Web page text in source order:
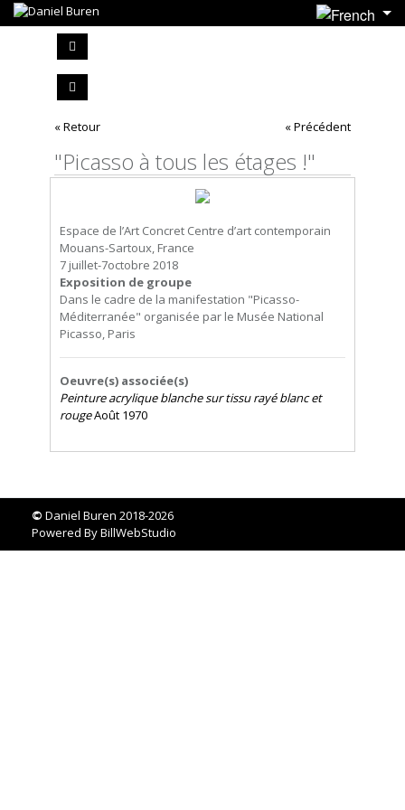
« Retour « Précédent
"Picasso à tous les étages !"
Espace de l’Art Concret Centre d’art contemporain
Mouans-Sartoux, France
7 juillet-7octobre 2018
Exposition de groupe
Dans le cadre de la manifestation "Picasso-
Méditerranée" organisée par le Musée National
Picasso, Paris
Oeuvre(s) associée(s)
Peinture acrylique blanche sur tissu rayé blanc et
rougeAoût 1970
© Daniel Buren 2018-2026
Powered ByBillWebStudio